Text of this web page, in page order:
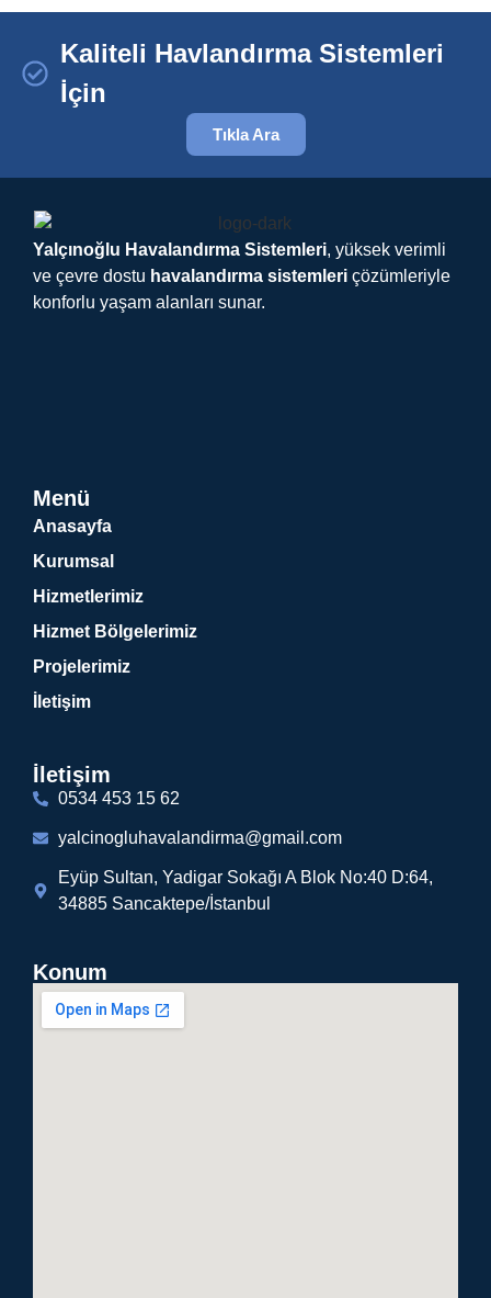
Kaliteli Havlandırma Sistemleri
İçin
Tıkla Ara
Yalçınoğlu Havalandırma Sistemleri, yüksek verimli
ve çevre dostu havalandırma sistemleri çözümleriyle
konforlu yaşam alanları sunar.
Menü
Anasayfa
Kurumsal
Hizmetlerimiz
Hizmet Bölgelerimiz
Projelerimiz
İletişim
İletişim
0534 453 15 62
yalcinogluhavalandirma@gmail.com
Eyüp Sultan, Yadigar Sokağı A Blok No:40 D:64,
34885 Sancaktepe/İstanbul
Konum